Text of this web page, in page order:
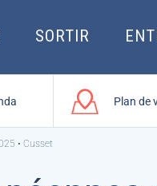
SORTIR
Plan de
• Cusset